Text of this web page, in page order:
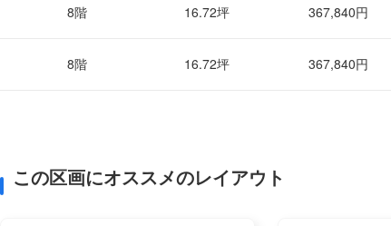
8階 16.72坪 367,840円
8階 16.72坪 367,840円
この区画にオススメのレイアウト